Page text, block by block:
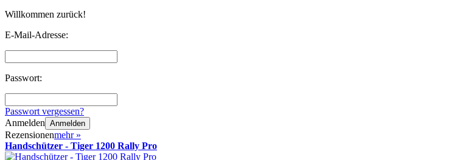
Willkommen zurück!
E-Mail-Adresse:
Passwort:
Passwort vergessen?
Anmelden Anmelden
Rezensionenmehr »
Handschützer - Tiger 1200 Rally Pro